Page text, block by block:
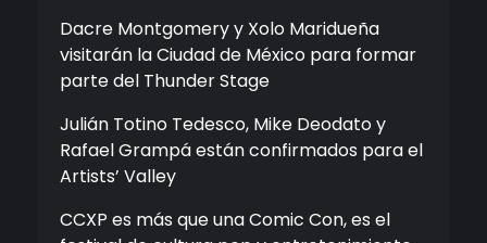
Dacre Montgomery y Xolo Maridueña
visitarán la Ciudad de México para formar
parte del Thunder Stage
Julián Totino Tedesco, Mike Deodato y
Rafael Grampá están confirmados para el
Artists’ Valley
CCXP es más que una Comic Con, es el